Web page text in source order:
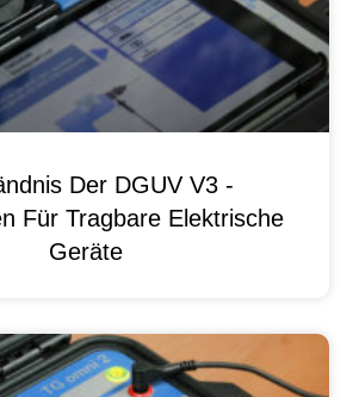
Der DGUV V3 -
Für Tragbare Elektrische
Geräte